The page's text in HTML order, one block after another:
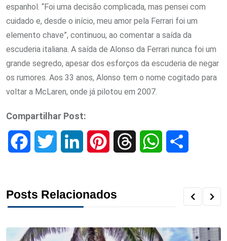
espanhol. “Foi uma decisão complicada, mas pensei com
cuidado e, desde o início, meu amor pela Ferrari foi um
elemento chave”, continuou, ao comentar a saída da
escuderia italiana. A saída de Alonso da Ferrari nunca foi um
grande segredo, apesar dos esforços da escuderia de negar
os rumores. Aos 33 anos, Alonso tem o nome cogitado para
voltar a McLaren, onde já pilotou em 2007.
Compartilhar Post:
e
b
t
t
k
e
t
e
e
a
t
s
a
r
e
Posts Relacionados